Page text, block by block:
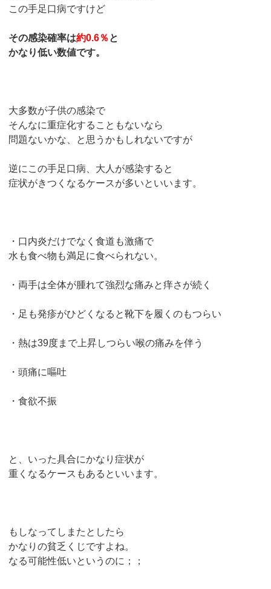
この手足口病ですけど
その感染確率は約0.6％ と
かなり低い数値です。
大多数が子供の感染で
そんなに重症化することもないなら
問題ないかな、と思うかもしれないですが
逆にこの手足口病、大人が感染すると
症状がきつくなるケースが多いといいます。
・口内炎だけでなく食道も激痛で
水も食べ物も満足に食べられない。
・両手は全体が腫れて強烈な痛みと痒さが続く
・足も発疹がひどくなると靴下を履くのもつらい
・熱は39度まで上昇しつらい喉の痛みを伴う
・頭痛に嘔吐
・食欲不振
と、いった具合にかなり症状が
重くなるケースもあるといいます。
もしなってしまたとしたら
かなりの貧乏くじですよね。
なる可能性低いというのに；；